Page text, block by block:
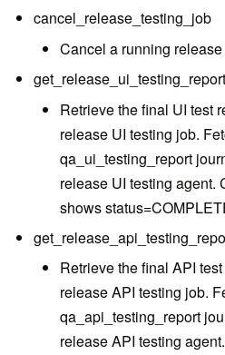
cancel_release_testing_job
Cancel a running
get_release_ui_testing_report
Retrieve the final UI test
release UI testing job.
qa_ui_testing_report
release UI testing agent.
shows
Retrieve the final API
release API testing job.
qa_api_testing_report
release API testing